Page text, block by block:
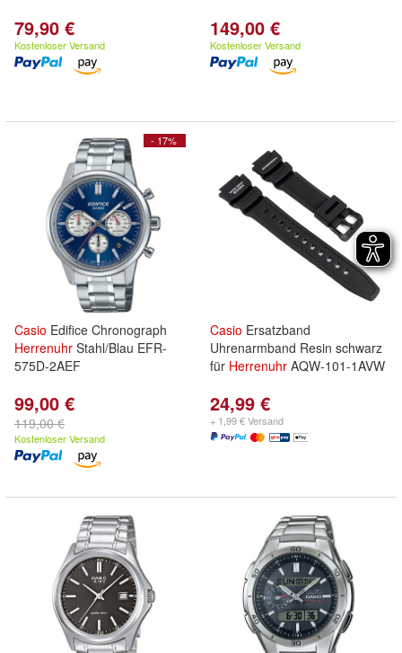
79,90 €
Kostenloser Versand
149,00 €
Kostenloser Versand
- 17%
Casio Edifice Chronograph
Herrenuhr Stahl/Blau EFR-
575D-2AEF
99,00 €
119,00 €
Kostenloser Versand
Casio Ersatzband
Uhrenarmband Resin schwarz
für Herrenuhr AQW-101-1AVW
24,99 €
+ 1,99 € Versand